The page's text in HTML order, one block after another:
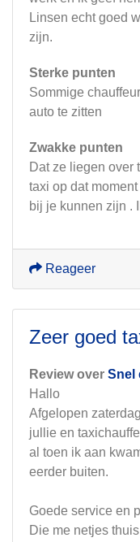
Linsen echt goed
zijn.
Sterke punten
Sommige
auto te zitten
Zwakke punten
Dat ze liegen over
taxi op dat
bij je kunnen zijn .
Reageer
Zeer goed
Review over Snel
Hallo
Afgelopen
jullie en
al toen ik aan
eerder buiten.
Goede service en
Die me netjes